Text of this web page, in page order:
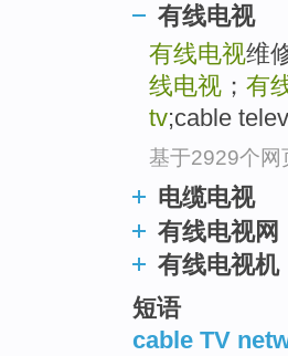
有线电视
有线电视维
线电视 ； 有
tv;cable
基于2929个网
电缆电视
有线电视网
有线电视机
短语
cable TV